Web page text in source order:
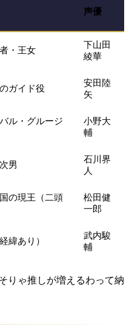
声優
・王女
下山田
綾華
ガイド役
安田陸
矢
ル・グルージ
小野大
輔
男
石川界
人
の現王（二頭
松田健
一郎
緯あり）
武内駿
輔
りゃ推しが増えるわって納